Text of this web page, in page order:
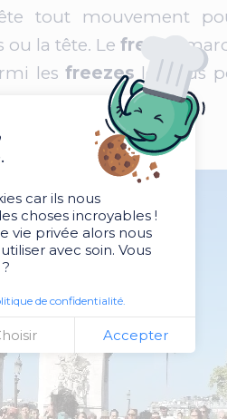
car ils nous
choses incroyables !
vie privée alors nous
avec soin. Vous
de confidentialité.
Accepter
tout mouvement
la tête. Le freeze
les freezes les plus